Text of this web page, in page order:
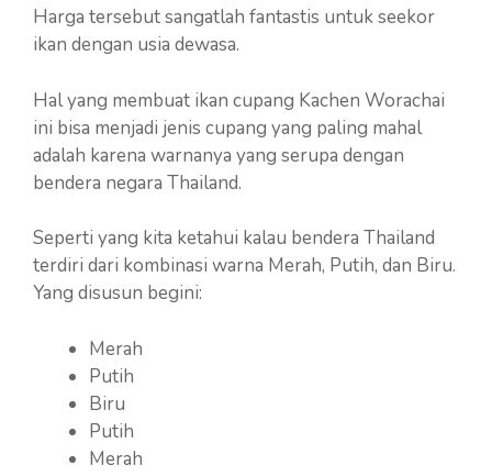
Harga tersebut sangatlah fantastis untuk seekor
ikan dengan usia dewasa.
Hal yang membuat ikan cupang Kachen Worachai
ini bisa menjadi jenis cupang yang paling mahal
adalah karena warnanya yang serupa dengan
bendera negara Thailand.
Seperti yang kita ketahui kalau bendera Thailand
terdiri dari kombinasi warna Merah, Putih, dan Biru.
Yang disusun begini:
Merah
Putih
Biru
Putih
Merah